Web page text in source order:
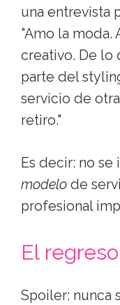
una entrevista
"Amo la moda.
creativo. De lo
parte del
servicio de
retiro."
Es decir: no
modelo de
profesional
El
Spoiler: nunca